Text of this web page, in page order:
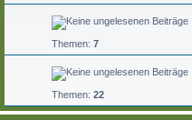
Themen: 7
Themen: 22